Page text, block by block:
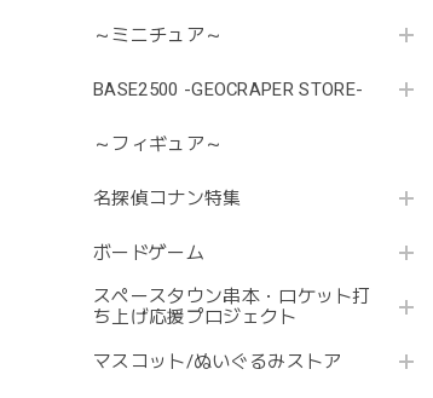
～ミニチュア～
BASE2500 -GEOCRAPER STORE-
～フィギュア～
名探偵コナン特集
ボードゲーム
スペースタウン串本・ロケット打
ち上げ応援プロジェクト
マスコット/ぬいぐるみストア